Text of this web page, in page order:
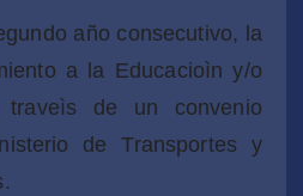
año consecutivo, la
a la Educacioìn y/o
de un convenio
de Transportes y